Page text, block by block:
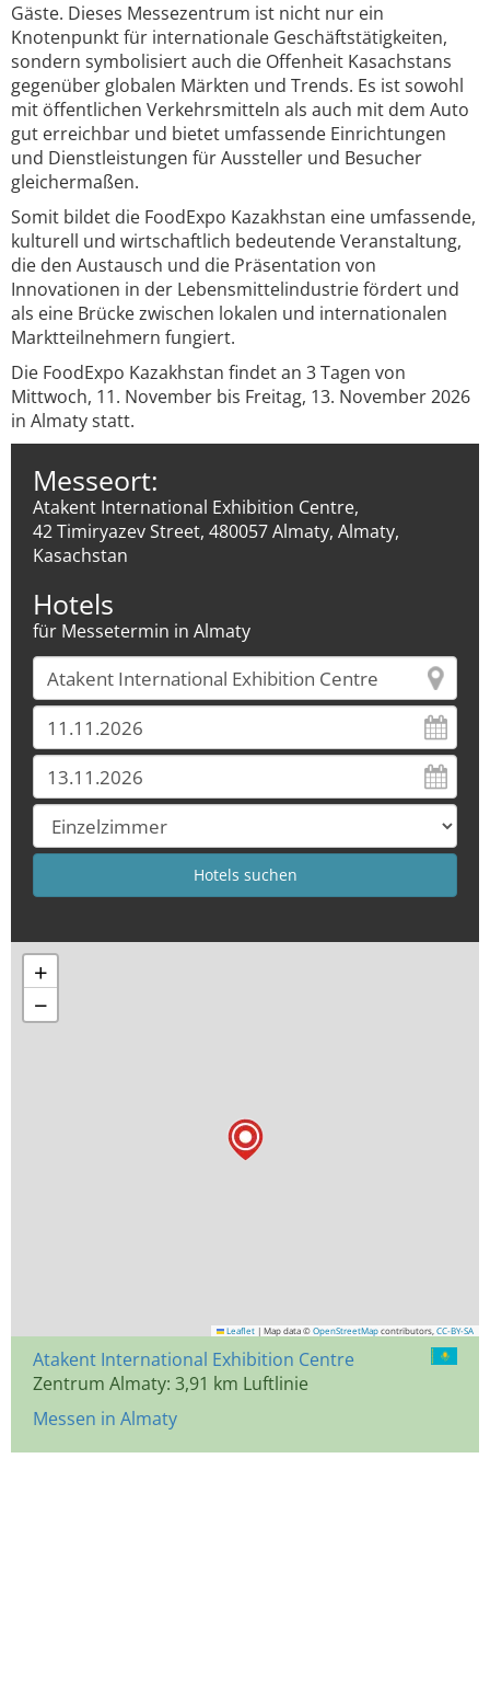
Gäste. Dieses Messezentrum ist nicht nur ein
Knotenpunkt für internationale Geschäftstätigkeiten,
sondern symbolisiert auch die Offenheit Kasachstans
gegenüber globalen Märkten und Trends. Es ist sowohl
mit öffentlichen Verkehrsmitteln als auch mit dem Auto
gut erreichbar und bietet umfassende Einrichtungen
und Dienstleistungen für Aussteller und Besucher
gleichermaßen.
Somit bildet die FoodExpo Kazakhstan eine umfassende,
kulturell und wirtschaftlich bedeutende Veranstaltung,
die den Austausch und die Präsentation von
Innovationen in der Lebensmittelindustrie fördert und
als eine Brücke zwischen lokalen und internationalen
Marktteilnehmern fungiert.
Die FoodExpo Kazakhstan findet an 3 Tagen von
Mittwoch, 11. November bis Freitag, 13. November 2026
in Almaty statt.
Messeort:
Atakent International Exhibition Centre,
42 Timiryazev Street, 480057 Almaty, Almaty,
Kasachstan
Hotels
für Messetermin in Almaty
+
−
Leaflet | Map data © OpenStreetMap contributors, CC-BY-SA
Atakent International Exhibition Centre
Zentrum Almaty: 3,91 km Luftlinie
Messen in Almaty